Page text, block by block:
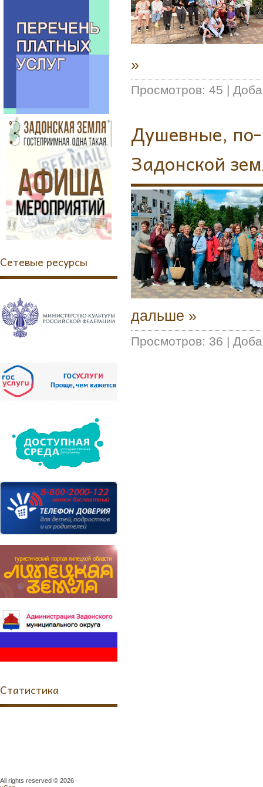
Сетевые ресурсы
Статистика
»
Просмотров: 45 |
Душевные,
Задонской
дальше »
Просмотров: 36 |
All rights reserved © 2026